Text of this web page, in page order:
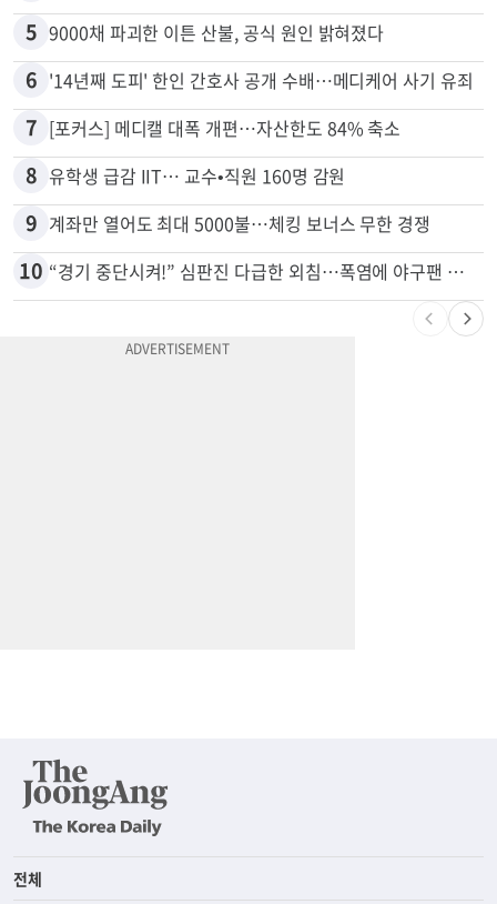
5 9000채 파괴한 이튼 산불, 공식 원인 밝혀졌다
6 '14년째 도피' 한인 간호사 공개 수배…메디케어 사기 유죄
7 [포커스] 메디캘 대폭 개편…자산한도 84% 축소
8 유학생 급감 IIT… 교수•직원 160명 감원
9 계좌만 열어도 최대 5000불…체킹 보너스 무한 경쟁
10 “경기 중단시켜!” 심판진 다급한 외침…폭염에 야구팬 쓰러졌다
전체